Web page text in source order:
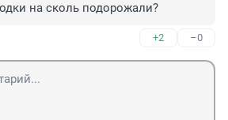
на сколь подорожали?
+2 –0